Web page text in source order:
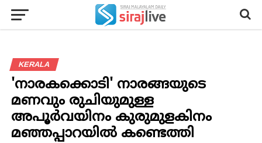
KERALA
'നാരകക്കൊടി' നാരങ്ങയുടെ
മണവും രുചിയുമുള്ള
അപൂര്‍വയിനം കുരുമുളകിനം
മഞ്ഞപ്പാറയില്‍ കണ്ടെത്തി